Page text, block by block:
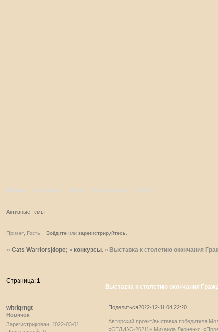
Форум Участники Поиск Регистрация Войти
Активные темы
Привет, Гость! Войдитеили зарегистрируйтесь.
»Cats Warriors|dope; » конкурсы. » Выставка к столетию окончания
Выставка к столетию окончания
Страница:1
Поделиться2022-12-11 04:22:20
wltrlqrngt
Новичок
Зарегистрирован: 2022-03-01
Авторский проект/выставка победителя
«СЕЛИАС-20211» Михаила Леоненко.